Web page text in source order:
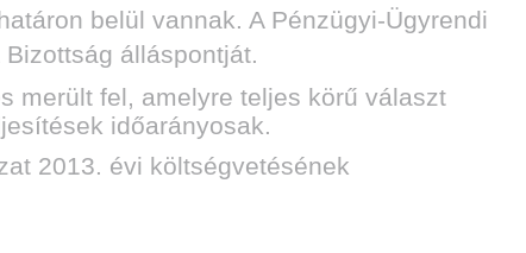
belül vannak. A Pénzügyi-Ügyrendi
álláspontját.
merült fel, amelyre teljes körű választ
időarányosak.
2013. évi költségvetésének